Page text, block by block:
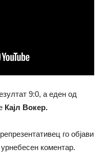
9:0, а еден од
Кајл Вокер.
го објави
коментар.